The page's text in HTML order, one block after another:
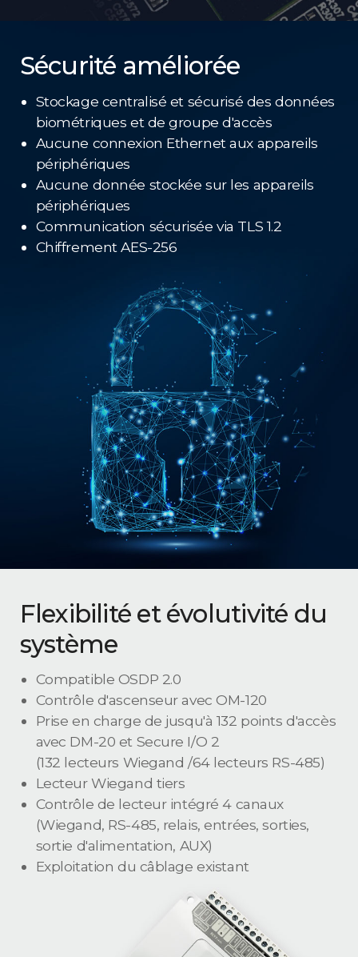
Sécurité améliorée
Stockage centralisé et sécurisé des données
biométriques et de groupe d'accès
Aucune connexion Ethernet aux appareils
périphériques
Aucune donnée stockée sur les appareils
périphériques
Communication sécurisée via TLS 1.2
Chiffrement AES-256
Flexibilité et évolutivité du
système
Compatible OSDP 2.0
Contrôle d'ascenseur avec OM-120
Prise en charge de jusqu'à 132 points d'accès
avec DM-20 et Secure I/O 2
(132 lecteurs Wiegand /64 lecteurs RS-485)
Lecteur Wiegand tiers
Contrôle de lecteur intégré 4 canaux
(Wiegand, RS-485, relais, entrées, sorties,
sortie d'alimentation, AUX)
Exploitation du câblage existant